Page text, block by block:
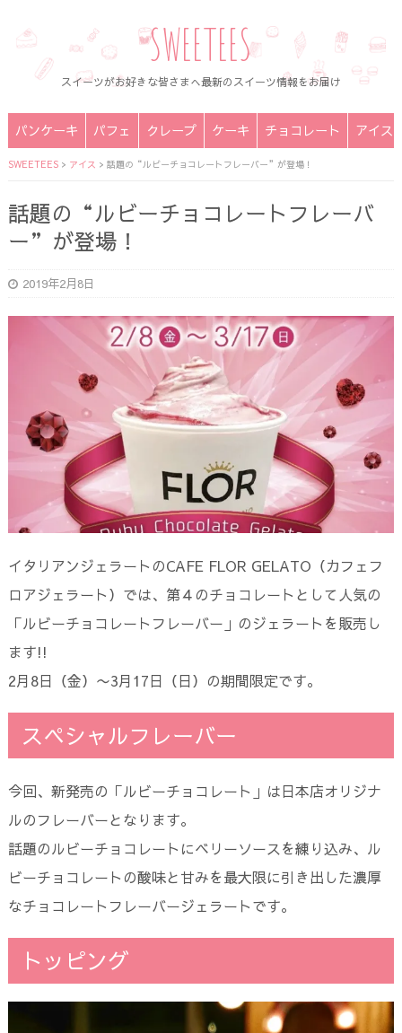
SWEETEES
スイーツがお好きな皆さまへ最新のスイーツ情報をお届け
パンケーキ パフェ クレープ ケーキ チョコレート アイス
SWEETEES> アイス > 話題の“ルビーチョコレートフレーバー”が登場！
話題の“ルビーチョコレートフレーバ
ー”が登場！
2019年2月8日
イタリアンジェラートのCAFE FLOR GELATO（カフェフ
ロアジェラート）では、第４のチョコレートとして人気の
「ルビーチョコレートフレーバー」のジェラートを販売し
ます!!
2月8日（金）〜3月17日（日）の期間限定です。
スペシャルフレーバー
今回、新発売の「ルビーチョコレート」は日本店オリジナ
ルのフレーバーとなります。
話題のルビーチョコレートにベリーソースを練り込み、ル
ビーチョコレートの酸味と甘みを最大限に引き出した濃厚
なチョコレートフレーバージェラートです。
トッピング